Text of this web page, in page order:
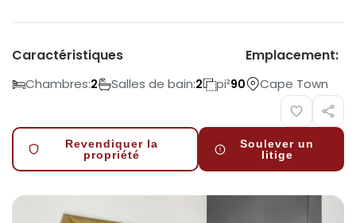
Caractéristiques
Chambres:2 Salles de bain:2 pi²90
Emplacement:
Cape Town
Revendiquer la
propriété
Soulever un
litige